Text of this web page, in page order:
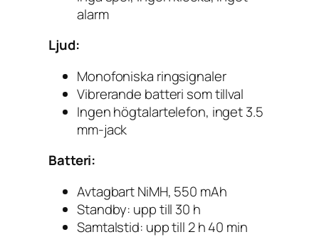
alarm
Ljud:
Monofoniska ringsignaler
Vibrerande batteri som tillval
Ingen högtalartelefon, inget 3.5
mm-jack
Batteri:
Avtagbart NiMH, 550 mAh
Standby: upp till 30 h
Samtalstid: upp till 2 h 40 min